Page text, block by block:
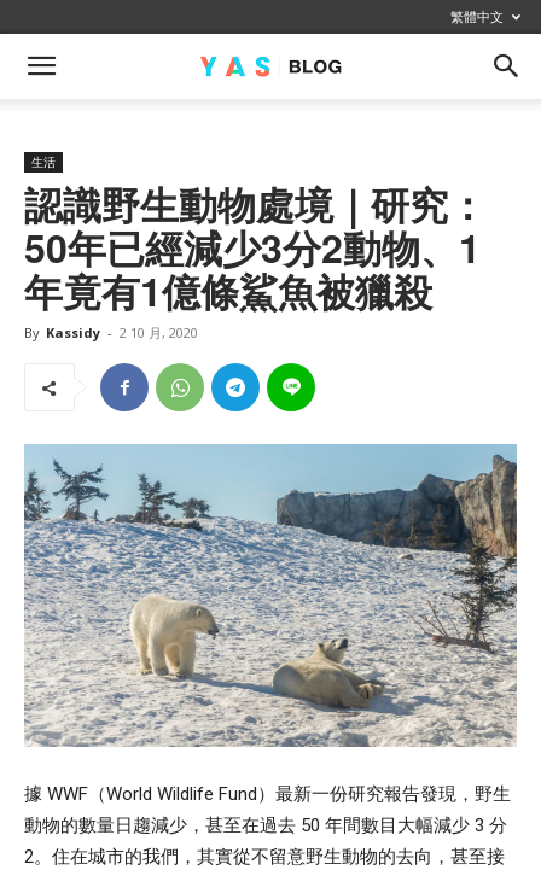
繁體中文
生活
認識野生動物處境｜研究：
50年已經減少3分2動物、1
年竟有1億條鯊魚被獵殺
By Kassidy - 2 10 月, 2020
據 WWF（World Wildlife Fund）最新一份研究報告發現，野生
動物的數量日趨減少，甚至在過去 50 年間數目大幅減少 3 分
2。住在城市的我們，其實從不留意野生動物的去向，甚至接